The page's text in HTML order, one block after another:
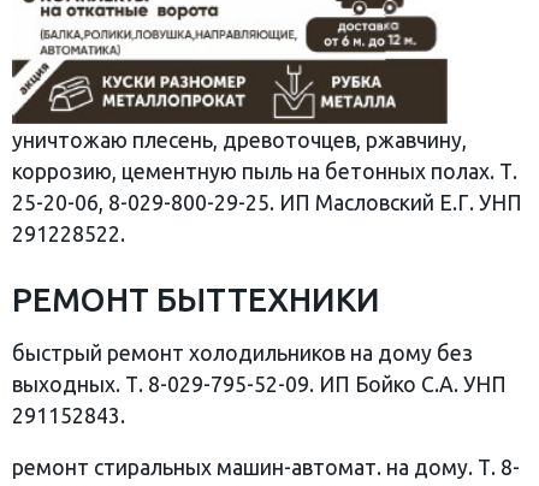
уничтожаю плесень, древоточцев, ржавчину,
коррозию, цементную пыль на бетонных полах. Т.
25-20-06, 8-029-800-29-25. ИП Масловский Е.Г. УНП
291228522.
РЕМОНТ БЫТТЕХНИКИ
быстрый ремонт холодильников на дому без
выходных. Т. 8-029-795-52-09. ИП Бойко С.А. УНП
291152843.
ремонт стиральных машин-автомат. на дому. Т. 8-